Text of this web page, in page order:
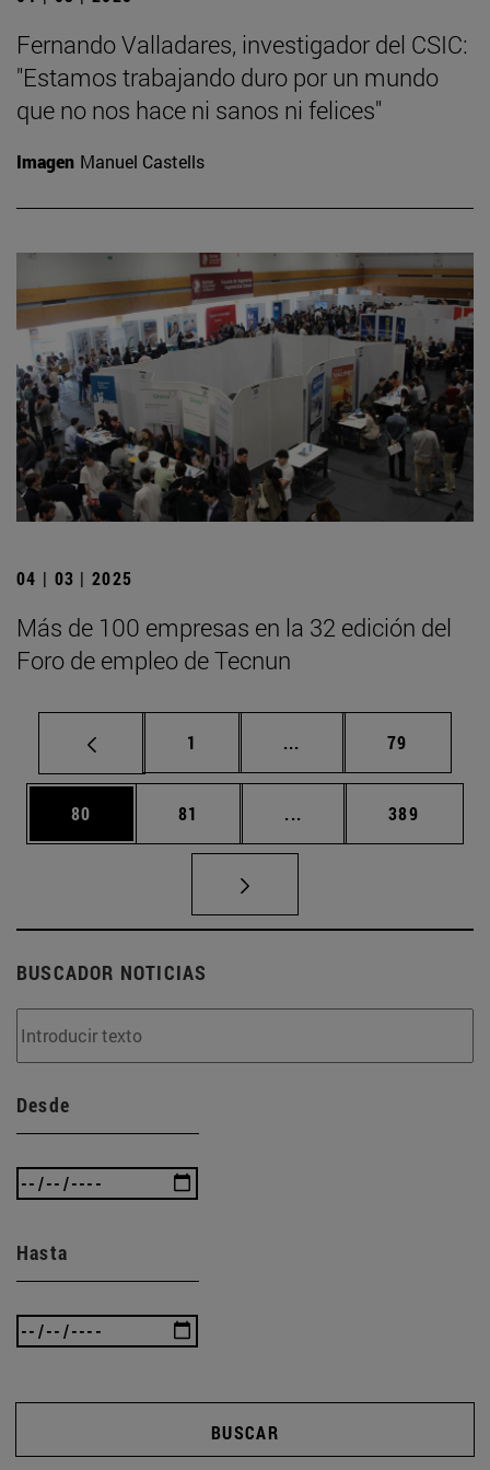
Fernando Valladares, investigador del CSIC:
"Estamos trabajando duro por un mundo
que no nos hace ni sanos ni felices"
Imagen Manuel Castells
04 | 03 | 2025
Más de 100 empresas en la 32 edición del
Foro de empleo de Tecnun
Página
1 ... Páginas intermedias
Página
79
Página
80 Página
81 ... Páginas intermedias
Página
389
BUSCADOR NOTICIAS
Desde
Hasta
BUSCAR